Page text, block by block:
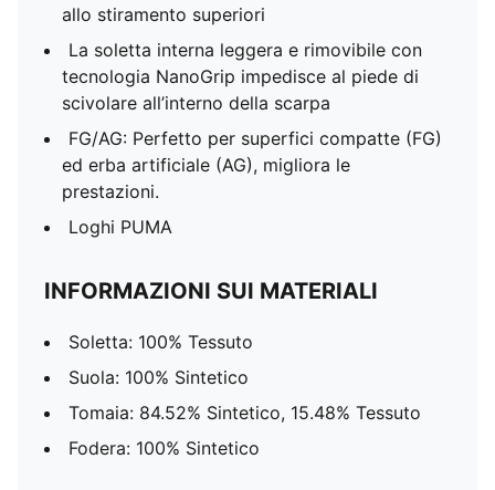
allo stiramento superiori
La soletta interna leggera e rimovibile con
tecnologia NanoGrip impedisce al piede di
scivolare all’interno della scarpa
FG/AG: Perfetto per superfici compatte (FG)
ed erba artificiale (AG), migliora le
prestazioni.
Loghi PUMA
INFORMAZIONI SUI MATERIALI
Soletta: 100% Tessuto
Suola: 100% Sintetico
Tomaia: 84.52% Sintetico, 15.48% Tessuto
Fodera: 100% Sintetico